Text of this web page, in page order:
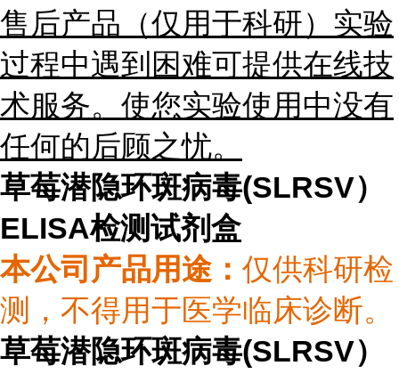
售后产品（仅用于科研） 实验
过程中遇到困难可提供在线技
术服务。使您实验使用中没有
任何的后顾之忧。
草莓潜隐环斑病毒(SLRSV）
ELISA检测试剂盒
本公司产品用途 ： 仅供科研检
测，不得用于医学临床诊断。
草莓潜隐环斑病毒(SLRSV）